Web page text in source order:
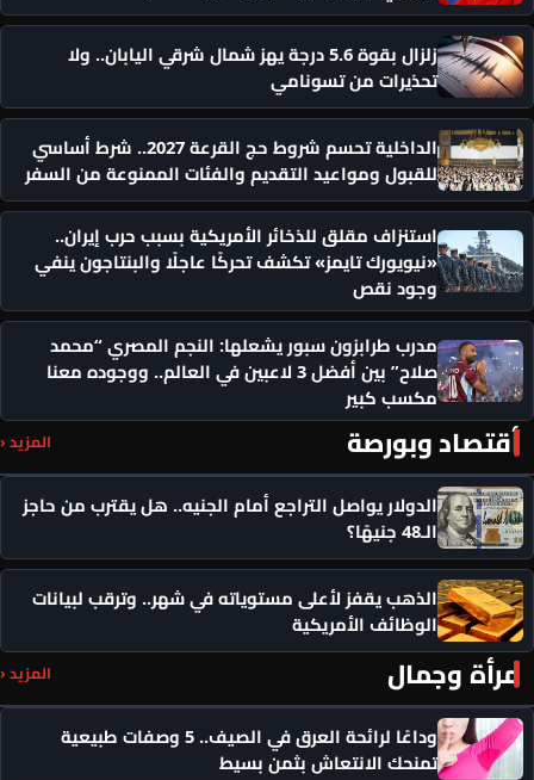
زلزال بقوة 5.6 درجة يهز شمال شرقي اليابان.. ولا
تحذيرات من تسونامي
الداخلية تحسم شروط حج القرعة 2027.. شرط أساسي
للقبول ومواعيد التقديم والفئات الممنوعة من السفر
استنزاف مقلق للذخائر الأمريكية بسبب حرب إيران..
«نيويورك تايمز» تكشف تحركًا عاجلًا والبنتاجون ينفي
وجود نقص
مدرب طرابزون سبور يشعلها: النجم المصري “محمد
صلاح” بين أفضل 3 لاعبين في العالم.. ووجوده معنا
مكسب كبير
أقتصاد وبورصة المزيد ‹
الدولار يواصل التراجع أمام الجنيه.. هل يقترب من حاجز
الـ48 جنيهًا؟
الذهب يقفز لأعلى مستوياته في شهر.. وترقب لبيانات
الوظائف الأمريكية
مرأة وجمال المزيد ‹
وداعًا لرائحة العرق في الصيف.. 5 وصفات طبيعية
تمنحك الانتعاش بثمن بسيط